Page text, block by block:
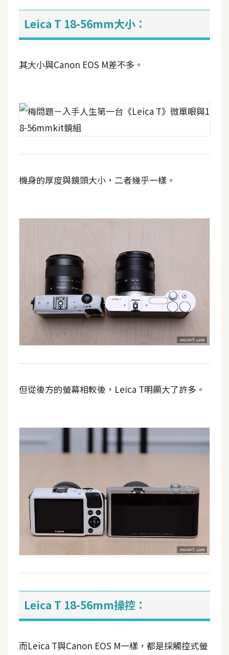
Leica T 18-56mm大小：
其大小與Canon EOS M差不多。
機身的厚度與鏡頭大小，二者幾乎一樣。
但從後方的螢幕相較後，Leica T明顯大了許多。
Leica T 18-56mm操控：
而Leica T與Canon EOS M一樣，都是採觸控式螢